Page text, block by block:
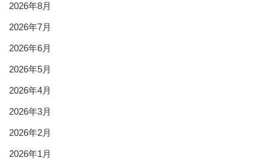
2026年8月
2026年7月
2026年6月
2026年5月
2026年4月
2026年3月
2026年2月
2026年1月